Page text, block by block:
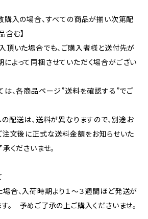
購入の場合、すべての商品が揃い次第配
含む】
頂いた場合でも、ご購入者様と送付先が
よって同梱させていただく場合がござい
は、各商品ページ”送料を確認する”でご
の配送は、送料が異なりますので、別途お
注文後に正式な送料金額をお知らせいた
くださいませ。
合、入荷時期より１～３週間ほど発送が
。 予めご了承の上ご購入くださいませ。